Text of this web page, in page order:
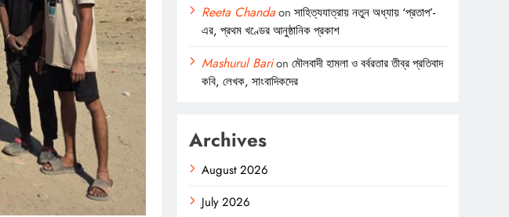
Reeta Chandaonসাহিত্যযাত্রায় নতুন অধ্যায় ‘প্রতাপ’-
এর, প্রথম খণ্ডের আনুষ্ঠানিক প্রকাশ
Mashurul Barionমৌলবাদী হামলা ও বর্বরতার তীব্র প্রতিবাদ
কবি, লেখক, সাংবাদিকদের
Archives
August 2026
July 2026